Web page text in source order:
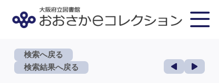
検索へ戻る
検索結果へ戻る